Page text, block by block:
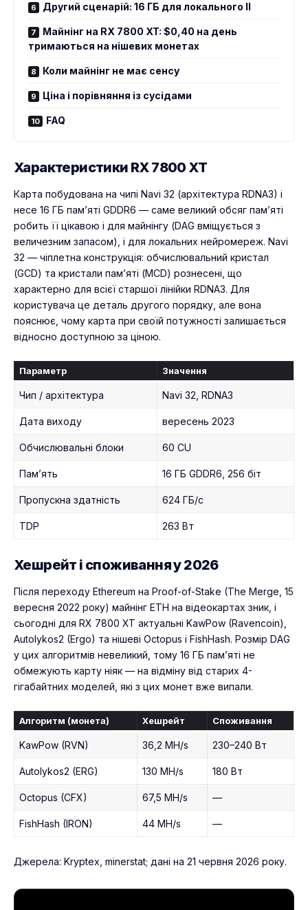
Другий сценарій: 16 ГБ для локального ІІ
Майнінг на RX 7800 XT: $0,40 на день
тримаються на нішевих монетах
Коли майнінг не має сенсу
Ціна і порівняння із сусідами
FAQ
Характеристики RX 7800 XT
Карта побудована на чипі Navi 32 (архітектура RDNA3) і
несе 16 ГБ пам’яті GDDR6 — саме великий обсяг пам’яті
робить її цікавою і для майнінгу (DAG вміщується з
величезним запасом), і для локальних нейромереж. Navi
32 — чіплетна конструкція: обчислювальний кристал
(GCD) та кристали пам’яті (MCD) рознесені, що
характерно для всієї старшої лінійки RDNA3. Для
користувача це деталь другого порядку, але вона
пояснює, чому карта при своїй потужності залишається
відносно доступною за ціною.
Параметр Значення
Чип / архітектура Navi 32, RDNA3
Дата виходу вересень 2023
Обчислювальні блоки 60 CU
Пам’ять 16 ГБ GDDR6, 256 біт
Пропускна здатність 624 ГБ/с
TDP 263 Вт
Хешрейт і споживання у 2026
Після переходу Ethereum на Proof-of-Stake (The Merge, 15
вересня 2022 року) майнінг ETH на відеокартах зник, і
сьогодні для RX 7800 XT актуальні KawPow (Ravencoin),
Autolykos2 (Ergo) та нішеві Octopus і FishHash. Розмір DAG
у цих алгоритмів невеликий, тому 16 ГБ пам’яті не
обмежують карту ніяк — на відміну від старих 4-
гігабайтних моделей, які з цих монет вже випали.
Алгоритм (монета) Хешрейт Споживання
KawPow (RVN) 36,2 MH/s 230–240 Вт
Autolykos2 (ERG) 130 MH/s 180 Вт
Octopus (CFX) 67,5 MH/s —
FishHash (IRON) 44 MH/s —
Джерела: Kryptex, minerstat; дані на 21 червня 2026 року.